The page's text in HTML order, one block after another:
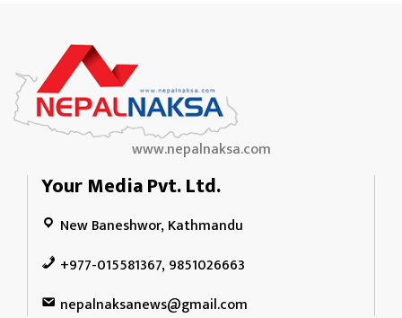
www.nepalnaksa.com
Your Media Pvt. Ltd.
New Baneshwor, Kathmandu
+977-015581367, 9851026663
nepalnaksanews@gmail.com